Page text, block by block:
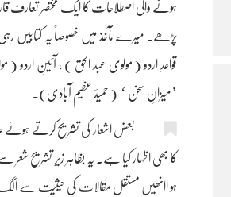
ہونے والی اصطلاحات کا ایک مختصر تعارف
پڑھے۔ میرے مآخذ میں خصوصاً یہ کتابیں
قواعدِ اردو ( مولوی عبد الحق ) ، آئینِ اردو (
’میزانِ سخن ‘ ( حمیدؔ عظیم آبادی)۔
بعض اشعار کی تشریح کرتے ہوئے
کا بھی اظہار کیا ہے۔ یہ بظاہر زیرِ تشریح
ہو اانھیں مستقل مقالات کی حیثیت سے الگ